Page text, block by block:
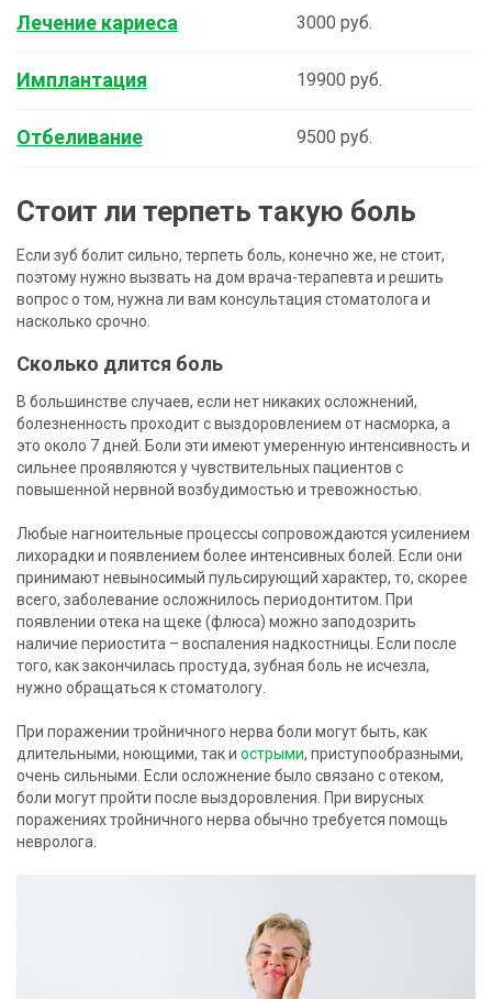
Лечение кариеса 3000 руб.
Имплантация 19900 руб.
Отбеливание 9500 руб.
Стоит ли терпеть такую боль
Если зуб болит сильно, терпеть боль, конечно же, не стоит,
поэтому нужно вызвать на дом врача-терапевта и решить
вопрос о том, нужна ли вам консультация стоматолога и
насколько срочно.
Сколько длится боль
В большинстве случаев, если нет никаких осложнений,
болезненность проходит с выздоровлением от насморка, а
это около 7 дней. Боли эти имеют умеренную интенсивность и
сильнее проявляются у чувствительных пациентов с
повышенной нервной возбудимостью и тревожностью.
Любые нагноительные процессы сопровождаются усилением
лихорадки и появлением более интенсивных болей. Если они
принимают невыносимый пульсирующий характер, то, скорее
всего, заболевание осложнилось периодонтитом. При
появлении отека на щеке (флюса) можно заподозрить
наличие периостита – воспаления надкостницы. Если после
того, как закончилась простуда, зубная боль не исчезла,
нужно обращаться к стоматологу.
При поражении тройничного нерва боли могут быть, как
длительными, ноющими, так и острыми, приступообразными,
очень сильными. Если осложнение было связано с отеком,
боли могут пройти после выздоровления. При вирусных
поражениях тройничного нерва обычно требуется помощь
невролога.